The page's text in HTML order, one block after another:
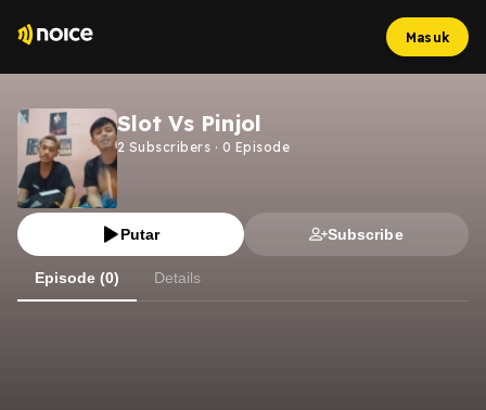
Masuk
Slot Vs Pinjol
2 Subscribers · 0 Episode
Putar Subscribe
Episode (0) Details